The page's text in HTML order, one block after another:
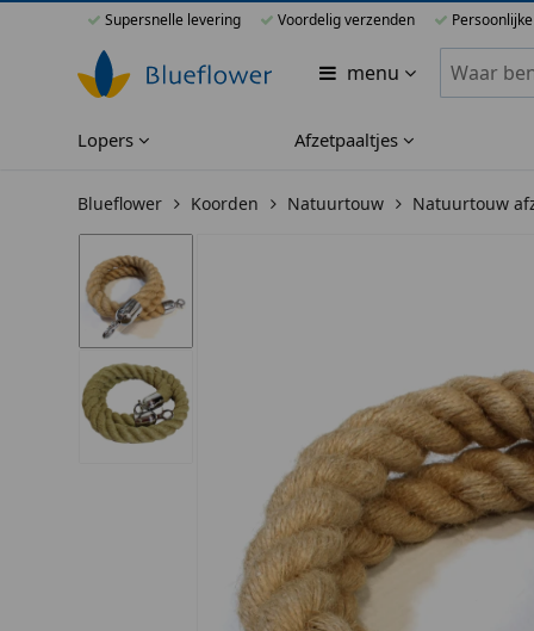
Supersnelle levering Voordelig verzenden
menu Zoeken
Lopers Afzetpaaltjes
Blueflower Koorden Natuurtouw Natuurtouw